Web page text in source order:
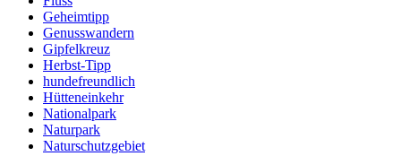
Geheimtipp
Genusswandern
Gipfelkreuz
Herbst-Tipp
hundefreundlich
Hütteneinkehr
Nationalpark
Naturpark
Naturschutzgebiet